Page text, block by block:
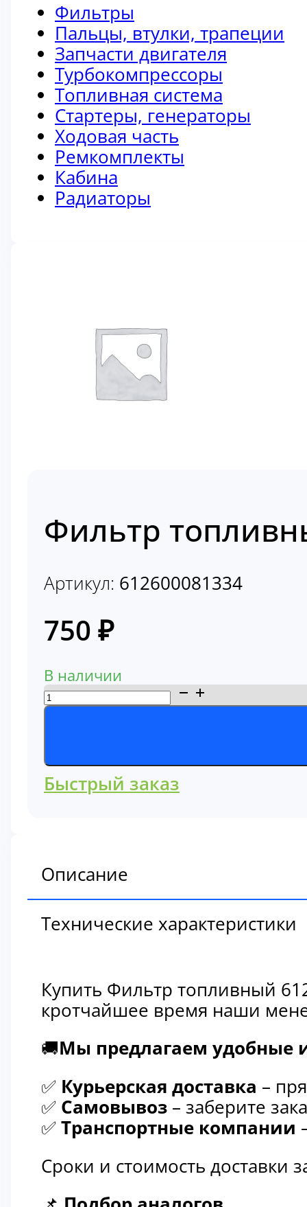
Фильтры
Пальцы, втулки, трапеции
Запчасти двигателя
Турбокомпрессоры
Топливная система
Стартеры, генераторы
Ходовая часть
Ремкомплекты
Кабина
Радиаторы
Фильтр
Артикул: 612600081334
750 ₽
В наличии
Количество
товара
топливный
612600081334
Быстрый заказ
Описание
Технические характеристики
Купить Фильтр топливный
кротчайшее время наши
🚚Мы предлагаем удобные
✅ Курьерская доставка –
✅ Самовывоз – заберите
✅ Транспортные компании
Сроки и стоимость доставки